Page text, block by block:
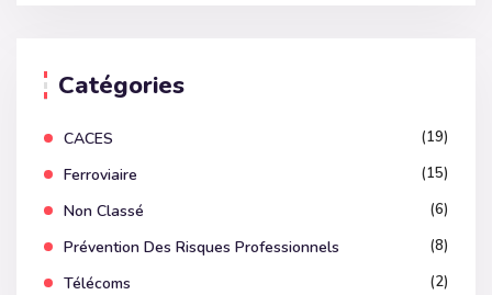
Catégories
CACES (19)
Ferroviaire (15)
Non Classé (6)
Prévention Des Risques Professionnels (8)
Télécoms (2)